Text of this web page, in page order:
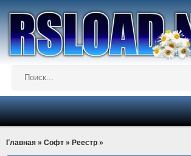
Главная » Софт » Реестр »